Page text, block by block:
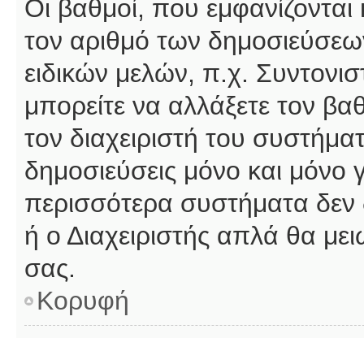
Οι βαθμοί, που
τον αριθμό των
ειδικών μελών, π.χ.
μπορείτε να αλλάξετε τον
τον διαχειριστή του
δημοσιεύσεις μόνο και
περισσότερα συστήματα δεν
ή ο Διαχειριστής απλά θα
σας.
Κορυφή